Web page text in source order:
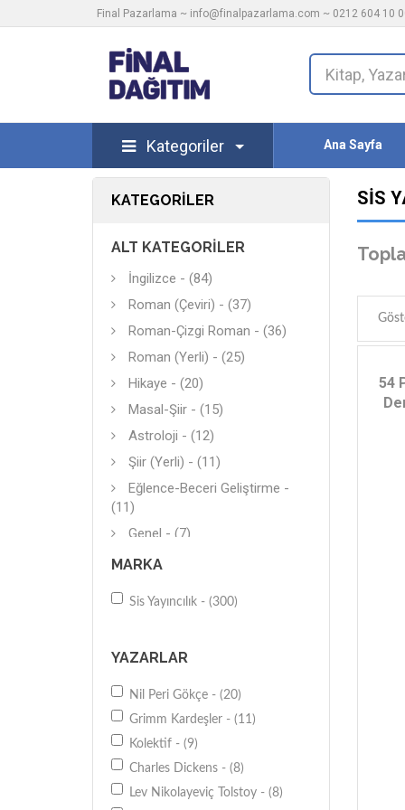
Final Pazarlama ~ info@finalpazarlama.com ~ 0212 604 10
Kategoriler Ana Sayfa
KATEGORILER
ALT KATEGORILER
İngilizce - (84)
Roman (Çeviri) - (37)
Roman-Çizgi Roman - (36)
Roman (Yerli) - (25)
Hikaye - (20)
Masal-Şiir - (15)
Astroloji - (12)
Şiir (Yerli) - (11)
Eğlence-Beceri Geliştirme -
(11)
Genel - (7)
Kişisel-Bireysel Gelişim - (4)
Diğer - (3)
Diğer - (2)
Tiyatro - (2)
Dil Eğitimi - (2)
Rusça - (2)
Fıkra - (2)
Genel - (2)
MARKA
Sis Yayıncılık - (300)
YAZARLAR
Nil Peri Gökçe - (20)
Grimm Kardeşler - (11)
Kolektif - (9)
Charles Dickens - (8)
Lev Nikolayeviç Tolstoy - (8)
SIS
54